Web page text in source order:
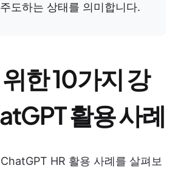
도하는 상태를 의미합니다.
한 10가지 강
활용 사례
HR 활용 사례를 살펴보